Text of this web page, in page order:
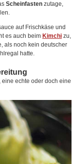
Scheinfasten zutage,
auf Frischkäse und
es auch beim Kimchi zu,
als noch kein deutscher
hatte.
echte oder doch eine